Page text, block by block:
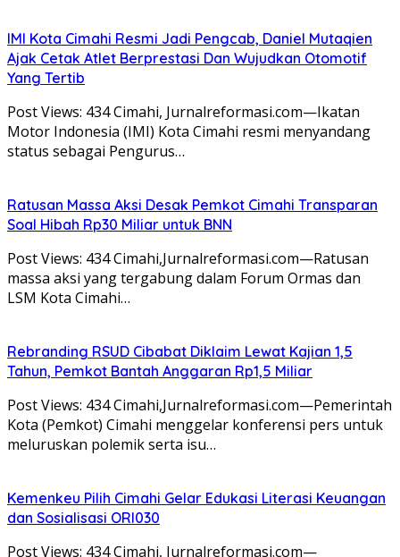
IMI Kota Cimahi Resmi Jadi Pengcab, Daniel Mutaqien
Ajak Cetak Atlet Berprestasi Dan Wujudkan Otomotif
Yang Tertib
Post Views: 434 Cimahi, Jurnalreformasi.com—Ikatan
Motor Indonesia (IMI) Kota Cimahi resmi menyandang
status sebagai Pengurus…
Ratusan Massa Aksi Desak Pemkot Cimahi Transparan
Soal Hibah Rp30 Miliar untuk BNN
Post Views: 434 Cimahi,Jurnalreformasi.com—Ratusan
massa aksi yang tergabung dalam Forum Ormas dan
LSM Kota Cimahi…
Rebranding RSUD Cibabat Diklaim Lewat Kajian 1,5
Tahun, Pemkot Bantah Anggaran Rp1,5 Miliar
Post Views: 434 Cimahi,Jurnalreformasi.com—Pemerintah
Kota (Pemkot) Cimahi menggelar konferensi pers untuk
meluruskan polemik serta isu…
Kemenkeu Pilih Cimahi Gelar Edukasi Literasi Keuangan
dan Sosialisasi ORI030
Post Views: 434 Cimahi, Jurnalreformasi.com—